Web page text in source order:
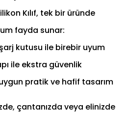
Kılıf, tek bir üründe
fayda sunar:
kutusu ile birebir uyum
ile ekstra güvenlik
pratik ve hafif tasarım
çantanızda veya elinizde